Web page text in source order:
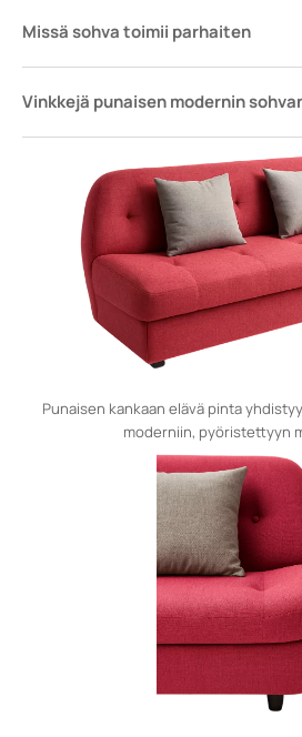
Missä sohva toimii parhaiten
Vinkkejä punaisen modernin
Punaisen kankaan elävä pinta
moderniin, pyöristettyyn